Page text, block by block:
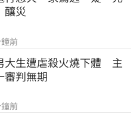
釀災
前
大生遭虐殺火燒下體　主
審判無期
前